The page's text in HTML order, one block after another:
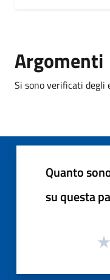
Argomenti
Si sono verificati degli
Quanto
su questa